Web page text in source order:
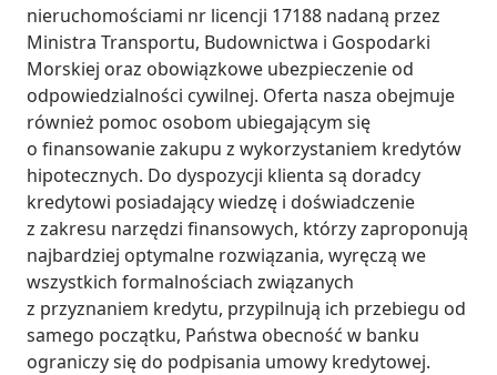
nieruchomościami nr licencji 17188 nadaną przez
Ministra Transportu, Budownictwa i Gospodarki
Morskiej oraz obowiązkowe ubezpieczenie od
odpowiedzialności cywilnej. Oferta nasza obejmuje
również pomoc osobom ubiegającym się
o finansowanie zakupu z wykorzystaniem kredytów
hipotecznych. Do dyspozycji klienta są doradcy
kredytowi posiadający wiedzę i doświadczenie
z zakresu narzędzi finansowych, którzy zaproponują
najbardziej optymalne rozwiązania, wyręczą we
wszystkich formalnościach związanych
z przyznaniem kredytu, przypilnują ich przebiegu od
samego początku, Państwa obecność w banku
ograniczy się do podpisania umowy kredytowej.